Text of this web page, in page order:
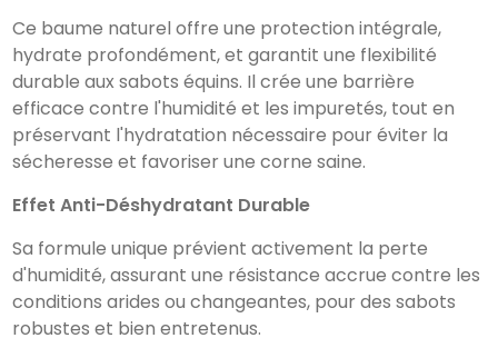
Ce baume naturel offre une protection intégrale,
hydrate profondément, et garantit une flexibilité
durable aux sabots équins. Il crée une barrière
efficace contre l'humidité et les impuretés, tout en
préservant l'hydratation nécessaire pour éviter la
sécheresse et favoriser une corne saine.
Effet Anti-Déshydratant Durable
Sa formule unique prévient activement la perte
d'humidité, assurant une résistance accrue contre les
conditions arides ou changeantes, pour des sabots
robustes et bien entretenus.